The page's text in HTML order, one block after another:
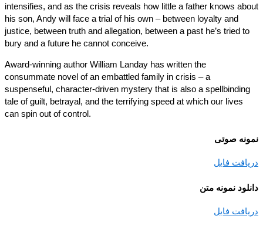
intensifies, and as the crisis reveals how little a father knows
his son, Andy will face a trial of his own – between loyalty and
justice, between truth and allegation, between a past he’s tried
bury and a future he cannot conceive.
Award-winning author William Landay has written the
consummate novel of an embattled family in crisis – a
suspenseful, character-driven mystery that is also a
tale of guilt, betrayal, and the terrifying speed at which our lives
can spin out of control.
صوتی
فایل
نمونه متن
فایل